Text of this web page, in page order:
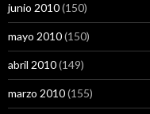
junio 2010(150)
mayo 2010(150)
abril 2010(149)
marzo 2010(155)